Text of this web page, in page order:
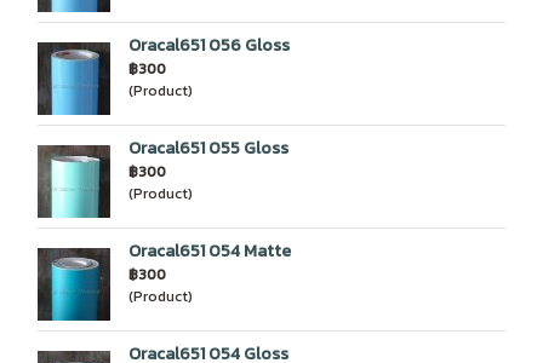
Oracal651 056 Gloss
฿300
(Product)
Oracal651 055 Gloss
฿300
(Product)
Oracal651 054 Matte
฿300
(Product)
Oracal651 054 Gloss